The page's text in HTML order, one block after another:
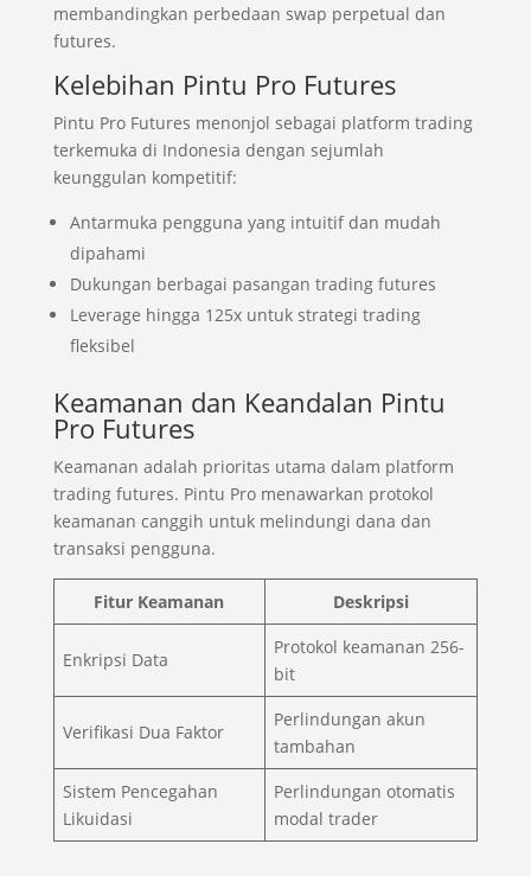
membandingkan perbedaan swap perpetual dan
futures.
Kelebihan Pintu Pro Futures
Pintu Pro Futures menonjol sebagai platform trading
terkemuka di Indonesia dengan sejumlah
keunggulan kompetitif:
Antarmuka pengguna yang intuitif dan mudah
dipahami
Dukungan berbagai pasangan trading futures
Leverage hingga 125x untuk strategi trading
fleksibel
Keamanan dan Keandalan Pintu
Pro Futures
Keamanan adalah prioritas utama dalam platform
trading futures. Pintu Pro menawarkan protokol
keamanan canggih untuk melindungi dana dan
transaksi pengguna.
Fitur Keamanan Deskripsi
Enkripsi Data
Protokol keamanan 256-
bit
Verifikasi Dua Faktor
Perlindungan akun
tambahan
Sistem Pencegahan
Likuidasi
Perlindungan otomatis
modal trader